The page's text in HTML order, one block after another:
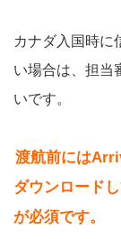
カナダ入国時に
い場合は、担当
いです。
渡航前には
ダウンロード
が必須です。